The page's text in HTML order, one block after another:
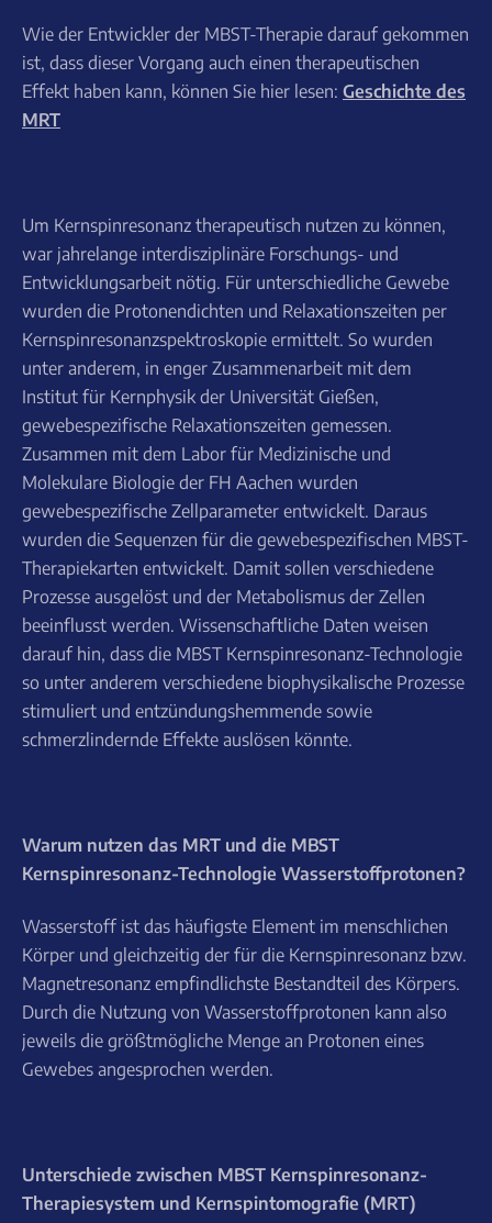
Wie der Entwickler der MBST-Therapie darauf gekommen
ist, dass dieser Vorgang auch einen therapeutischen
Effekt haben kann, können Sie hier lesen: Geschichte des
MRT
Um Kernspinresonanz therapeutisch nutzen zu können,
war jahrelange interdisziplinäre Forschungs- und
Entwicklungsarbeit nötig. Für unterschiedliche Gewebe
wurden die Protonendichten und Relaxationszeiten per
Kernspinresonanzspektroskopie ermittelt. So wurden
unter anderem, in enger Zusammenarbeit mit dem
Institut für Kernphysik der Universität Gießen,
gewebespezifische Relaxationszeiten gemessen.
Zusammen mit dem Labor für Medizinische und
Molekulare Biologie der FH Aachen wurden
gewebespezifische Zellparameter entwickelt. Daraus
wurden die Sequenzen für die gewebespezifischen MBST-
Therapiekarten entwickelt. Damit sollen verschiedene
Prozesse ausgelöst und der Metabolismus der Zellen
beeinflusst werden. Wissenschaftliche Daten weisen
darauf hin, dass die MBST Kernspinresonanz-Technologie
so unter anderem verschiedene biophysikalische Prozesse
stimuliert und entzündungshemmende sowie
schmerzlindernde Effekte auslösen könnte.
Warum nutzen das MRT und die MBST
Kernspinresonanz-Technologie Wasserstoffprotonen?
Wasserstoff ist das häufigste Element im menschlichen
Körper und gleichzeitig der für die Kernspinresonanz bzw.
Magnetresonanz empfindlichste Bestandteil des Körpers.
Durch die Nutzung von Wasserstoffprotonen kann also
jeweils die größtmögliche Menge an Protonen eines
Gewebes angesprochen werden.
Unterschiede zwischen MBST Kernspinresonanz-
Therapiesystem und Kernspintomografie (MRT)